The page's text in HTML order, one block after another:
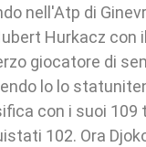
nell'Atp di
Hurkacz con
giocatore di
lo lo
con i suoi 109
102. Ora